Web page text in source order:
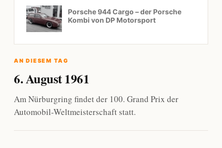
Porsche 944 Cargo – der Porsche
Kombi von DP Motorsport
AN DIESEM TAG
6. August 1961
Am Nürburgring findet der 100. Grand Prix der
Automobil-Weltmeisterschaft statt.